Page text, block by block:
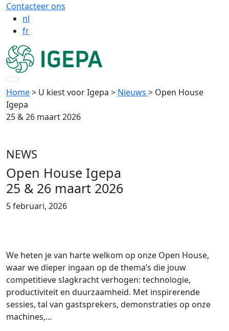
Contacteer ons
nl
fr
Home> U kiest voor Igepa > Nieuws > Open House
Igepa
25 & 26 maart 2026
NEWS
Open House Igepa
25 & 26 maart 2026
5 februari, 2026
We heten je van harte welkom op onze Open House,
waar we dieper ingaan op de thema’s die jouw
competitieve slagkracht verhogen: technologie,
productiviteit en duurzaamheid. Met inspirerende
sessies, tal van gastsprekers, demonstraties op onze
machines,…